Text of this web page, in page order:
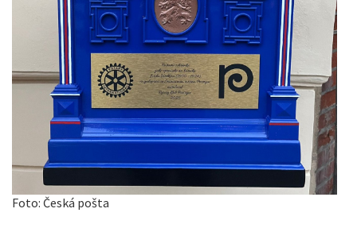
Foto: Česká pošta